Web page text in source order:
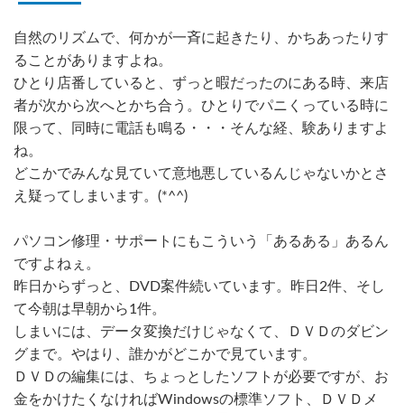
自然のリズムで、何かが一斉に起きたり、かちあったりす
ることがありますよね。
ひとり店番していると、ずっと暇だったのにある時、来店
者が次から次へとかち合う。ひとりでパニくっている時に
限って、同時に電話も鳴る・・・そんな経、験ありますよ
ね。
どこかでみんな見ていて意地悪しているんじゃないかとさ
え疑ってしまいます。(*^^)
パソコン修理・サポートにもこういう「あるある」あるん
ですよねぇ。
昨日からずっと、DVD案件続いています。昨日2件、そし
て今朝は早朝から1件。
しまいには、データ変換だけじゃなくて、ＤＶＤのダビン
グまで。やはり、誰かがどこかで見ています。
ＤＶＤの編集には、ちょっとしたソフトが必要ですが、お
金をかけたくなければWindowsの標準ソフト、ＤＶＤメ